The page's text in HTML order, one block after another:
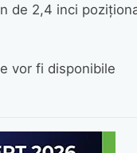
de 2,4 inci
vor fi disponibile